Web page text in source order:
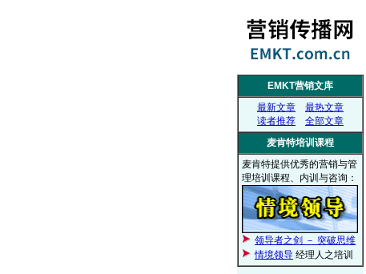
EMKT营销文库
最新文章
最热文章
读者推荐
全部文章
麦肯特培训课程
麦肯特提供优秀的营销与管
理培训课程、内训与咨询：
领导者之剑 － 突破思维
情境领导 经理人之培训